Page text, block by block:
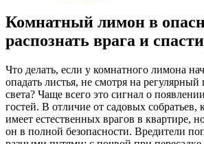
Комнатный лимон в
распознать врага и
Что делать, если у комнатного лимона
опадать листья, не смотря на регулярный
света? Чаще всего это сигнал о
гостей. В отличие от садовых
имеет естественных врагов в квартире,
он в полной безопасности. Вредители